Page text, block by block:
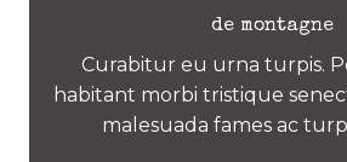
de montagne
Curabitur eu urna turpis.
habitant morbi tristique
malesuada fames ac